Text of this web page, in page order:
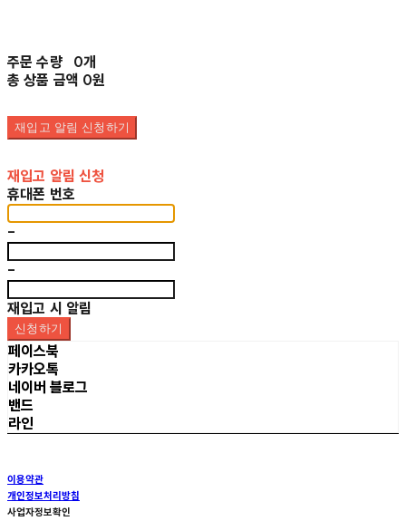
주문 수량
0개
총 상품 금액 0원
재입고 알림 신청하기
재입고 알림 신청
휴대폰 번호
-
-
재입고 시 알림
신청하기
페이스북
카카오톡
네이버 블로그
밴드
라인
이용약관
개인정보처리방침
사업자정보확인